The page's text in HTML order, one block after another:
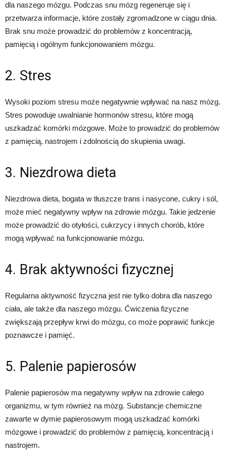
dla naszego mózgu. Podczas snu mózg regeneruje się i
przetwarza informacje, które zostały zgromadzone w ciągu dnia.
Brak snu może prowadzić do problemów z koncentracją,
pamięcią i ogólnym funkcjonowaniem mózgu.
2. Stres
Wysoki poziom stresu może negatywnie wpływać na nasz mózg.
Stres powoduje uwalnianie hormonów stresu, które mogą
uszkadzać komórki mózgowe. Może to prowadzić do problemów
z pamięcią, nastrojem i zdolnością do skupienia uwagi.
3. Niezdrowa dieta
Niezdrowa dieta, bogata w tłuszcze trans i nasycone, cukry i sól,
może mieć negatywny wpływ na zdrowie mózgu. Takie jedzenie
może prowadzić do otyłości, cukrzycy i innych chorób, które
mogą wpływać na funkcjonowanie mózgu.
4. Brak aktywności fizycznej
Regularna aktywność fizyczna jest nie tylko dobra dla naszego
ciała, ale także dla naszego mózgu. Ćwiczenia fizyczne
zwiększają przepływ krwi do mózgu, co może poprawić funkcje
poznawcze i pamięć.
5. Palenie papierosów
Palenie papierosów ma negatywny wpływ na zdrowie całego
organizmu, w tym również na mózg. Substancje chemiczne
zawarte w dymie papierosowym mogą uszkadzać komórki
mózgowe i prowadzić do problemów z pamięcią, koncentracją i
nastrojem.